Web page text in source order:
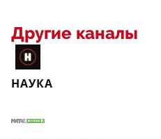
Другие каналы
НАУКА